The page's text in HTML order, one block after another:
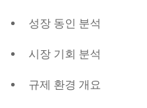
성장 동인 분석
시장 기회 분석
규제 환경 개요